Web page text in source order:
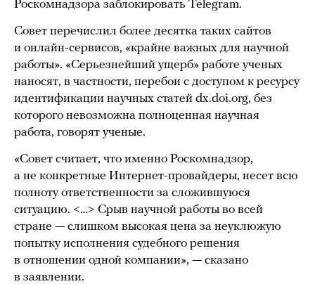
Роскомнадзора заблокировать Telegram.
Совет перечислил более десятка таких сайтов
и онлайн-сервисов, «крайне важных для научной
работы». «Серьезнейший ущерб» работе ученых
наносят, в частности, перебои с доступом к ресурсу
идентификации научных статей dx.doi.org, без
которого невозможна полноценная научная
работа, говорят ученые.
«Совет считает, что именно Роскомнадзор,
а не конкретные Интернет-провайдеры, несет всю
полноту ответственности за сложившуюся
ситуацию. <…> Срыв научной работы во всей
стране — слишком высокая цена за неуклюжую
попытку исполнения судебного решения
в отношении одной компании», — сказано
в заявлении.